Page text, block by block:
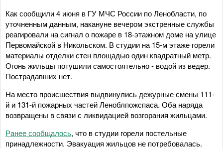
Как сообщили 4 июня в ГУ МЧС России по Ленобласти, по
уточненным данным, накануне вечером экстренные службы
реагировали на сигнал о пожаре в 18-этажном доме на улице
Первомайской в Никольском. В студии на 15-м этаже горели
материалы отделки стен площадью один квадратный метр.
Огонь жильцы потушили самостоятельно - водой из ведер.
Пострадавших нет.
На место происшествия выдвинулись дежурные смены 111-
й и 131-й пожарных частей Леноблпожспаса. Оба наряда
возвращены в связи с ликвидацией возгорания жильцами.
Ранее сообщалось, что в студии горели постельные
принадлежности. Эвакуация жильцов не потребовалась.